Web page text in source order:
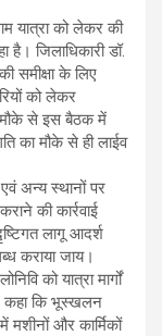
यात्रा को लेकर की
है। जिलाधिकारी डॉ.
समीक्षा के लिए
को लेकर
मौके से इस बैठक में
का मौके से ही लाईव
एवं अन्य स्थानों पर
की कार्रवाई
लागू आदर्श
कराया जाय।
को यात्रा मार्गों
कहा कि भूस्खलन
मशीनों और कार्मिकों